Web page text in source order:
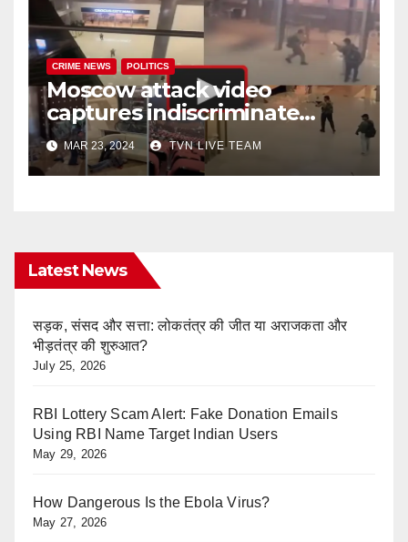
CRIME NEWS POLITICS
Moscow attack video
captures indiscriminate
firing, and chaos all around!
MAR 23, 2024 TVN LIVE TEAM
Latest News
सड़क, संसद और सत्ता: लोकतंत्र की जीत या अराजकता और
भीड़तंत्र की शुरुआत?
July 25, 2026
RBI Lottery Scam Alert: Fake Donation Emails
Using RBI Name Target Indian Users
May 29, 2026
How Dangerous Is the Ebola Virus?
May 27, 2026